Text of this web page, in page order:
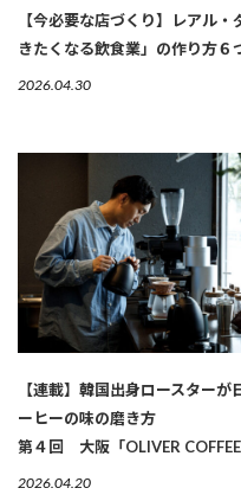
【今必要な店づくり】レアル
きたくなる飲食業」の作り方６
2026.04.30
【連載】韓国出身ロースターが
ーヒーの味の磨き方
第４回 大阪「OLIVER COFFEE
2026.04.20